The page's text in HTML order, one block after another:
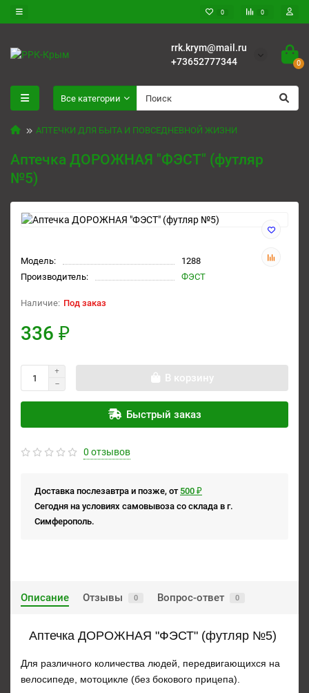
0 0
rrk.krym@mail.ru
+73652777344
0
Все категории
АПТЕЧКИ ДЛЯ БЫТА И ПОВСЕДНЕВНОЙ ЖИЗНИ
Аптечка ДОРОЖНАЯ "ФЭСТ" (футляр
№5)
Модель:
1288
Производитель:
ФЭСТ
Под заказ
336 ₽
В корзину
Быстрый заказ
0 отзывов
Доставка послезавтра и позже, от 500 ₽
Сегодня на условиях самовывоза со склада в г.
Симферополь.
Описание Отзывы 0 Вопрос-ответ 0
Аптечка ДОРОЖНАЯ "ФЭСТ" (футляр №5)
Для различного количества людей, передвигающихся на
велосипеде, мотоцикле (без бокового прицепа).